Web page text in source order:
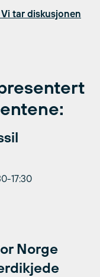
tar diskusjonen
17:30
Norge